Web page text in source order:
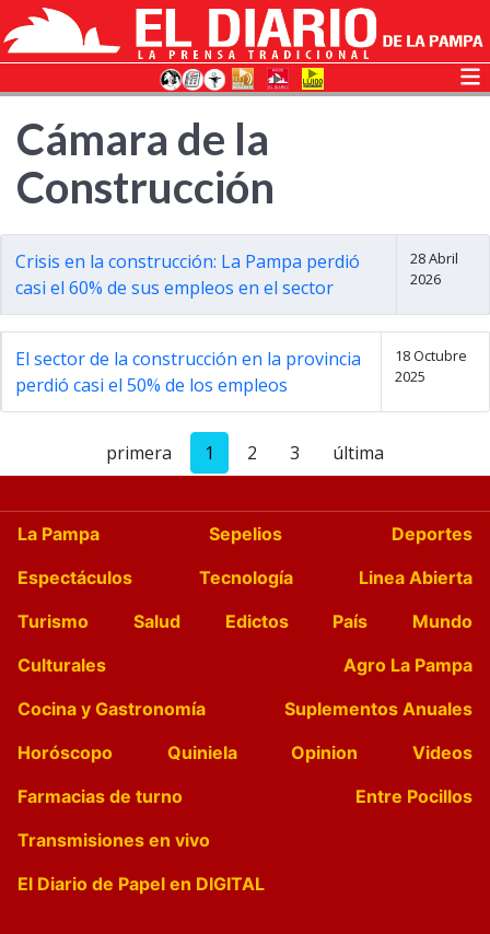
Cámara de la
Construcción
Crisis en la construcción: La Pampa perdió
casi el 60% de sus empleos en el sector
28 Abril
2026
El sector de la construcción en la provincia
perdió casi el 50% de los empleos
18 Octubre
2025
primera 1 2 3 última
La Pampa Sepelios
Deportes
Espectáculos
Tecnología
Linea Abierta
Turismo
Salud Edictos País
Mundo
Culturales
Agro La Pampa
Cocina y Gastronomía
Suplementos Anuales
Horóscopo
Quiniela Opinion
Videos
Farmacias de turno
Entre Pocillos
Transmisiones en vivo
El Diario de Papel en DIGITAL